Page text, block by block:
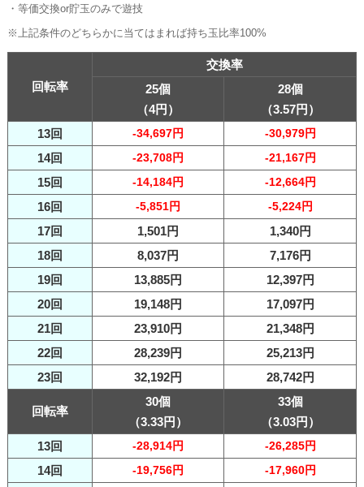
・等価交換or貯玉のみで遊技
※上記条件のどちらかに当てはまれば持ち玉比率100%
回転率
交換率
25個
（4円）
28個
（3.57円）
13回
-34,697円 -30,979円
14回 -23,708円 -21,167円
15回 -14,184円 -12,664円
16回 -5,851円 -5,224円
17回 1,501円
1,340円
18回
8,037円
7,176円
19回
13,885円
12,397円
20回
19,148円
17,097円
21回
23,910円
21,348円
22回
28,239円
25,213円
23回
32,192円 28,742円
回転率
30個
（3.33円）
33個
（3.03円）
13回
-28,914円 -26,285円
14回 -19,756円 -17,960円